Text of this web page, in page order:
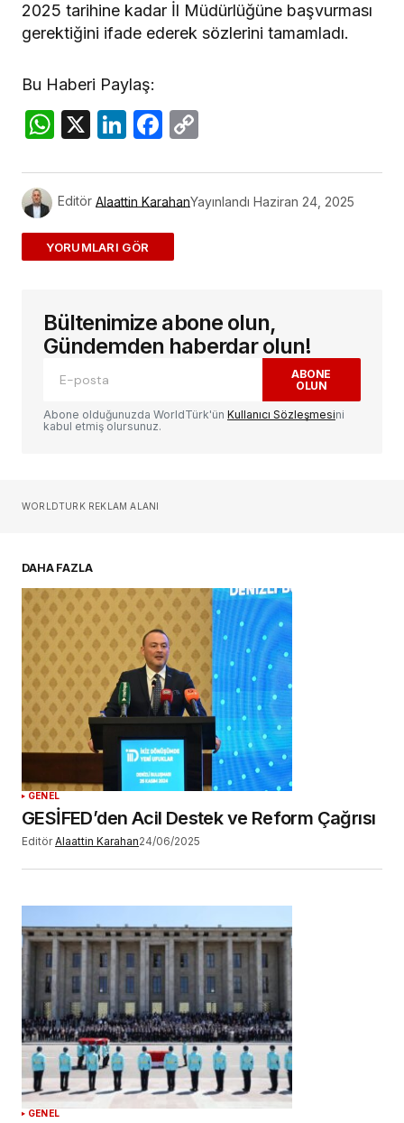
2025 tarihine kadar İl Müdürlüğüne başvurması
gerektiğini ifade ederek sözlerini tamamladı.
Bu Haberi Paylaş:
WhatsApp
X LinkedIn
Facebook
Editör Alaattin KarahanYayınlandı Haziran 24, 2025
ADD A COMMENT
E-posta adresiniz yayınlanmayacak.
alanlar*ile işaretlenmişlerdir
Yorum
Sizin adınız*
Daha sonraki yorumlarımda kullanılması için
adım, e-posta adresim ve site adresim bu
tarayıcıya kaydedilsin.
YORUM GÖNDER
Bültenimize abone olun,
Gündemden haberdar olun!
ABONE
OLUN
Abone olduğunuzda WorldTürk'ün Kullanıcı Sözleşmesini
kabul etmiş olursunuz.
WORLDTURK REKLAM ALANI
DAHA FAZLA
GENEL
GESİFED’den Acil Destek ve Reform Çağrısı
Editör Alaattin Karahan24/06/2025
GENEL